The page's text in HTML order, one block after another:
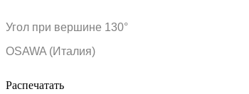
Угол при вершине 130°
OSAWA (Италия)
Распечатать